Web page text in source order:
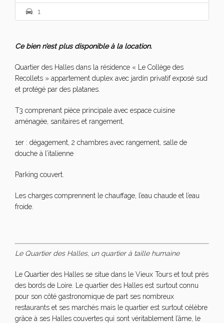
1
Ce bien n’est plus disponible à la location.
Quartier des Halles dans la résidence « Le Collège des
Recollets » appartement duplex avec jardin privatif exposé sud
et protégé par des platanes.
T3 comprenant pièce principale avec espace cuisine
aménagée, sanitaires et rangement,
1er : dégagement, 2 chambres avec rangement, salle de
douche à l’italienne
Parking couvert.
Les charges comprennent le chauffage, l’eau chaude et l’eau
froide.
Le Quartier des Halles, un quartier à taille humaine
Le Quartier des Halles se situe dans le Vieux Tours et tout près
des bords de Loire. Le quartier des Halles est surtout connu
pour son côté gastronomique de part ses nombreux
restaurants et ses marchés mais le quartier est surtout célèbre
grâce à ses Halles couvertes qui sont véritablement l’âme, le